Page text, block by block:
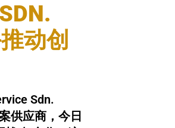
动创
Sdn.
供应商，今日